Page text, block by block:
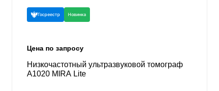
Госреестр Новинка
Цена по запросу
Низкочастотный ультразвуковой томограф
A1020 MIRA Lite